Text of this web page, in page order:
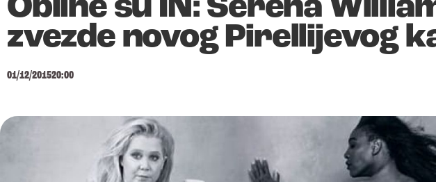
Obline su IN: Serena
zvezde novog Pirellijevog
01/12/201520:00